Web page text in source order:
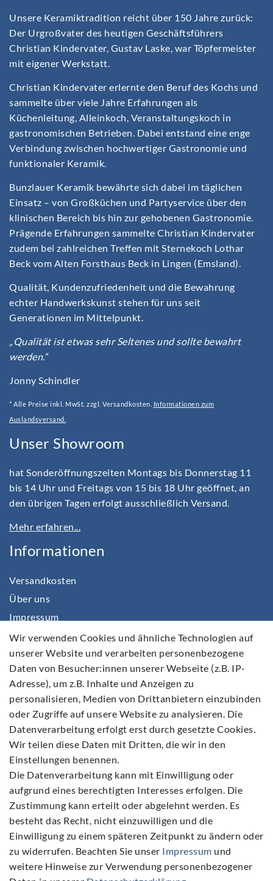
Unsere Keramiktradition reicht über 150 Jahre zurück:
Der Urgroßvater des heutigen Geschäftsführers
Christian Kindervater, Gustav Laske, war Töpfermeister
mit eigener Werkstatt.
Christian Kindervater erlernte den Beruf des Kochs und
sammelte über viele Jahre Erfahrungen als
Küchenleitung, Alleinkoch, Veranstaltungskoch in
gastronomischen Betrieben. Dabei entstand eine enge
Verbindung zwischen hochwertiger Gastronomie und
funktionaler Keramik.
Bunzlauer Keramik bewährte sich dabei im täglichen
Einsatz – von Großküchen und Partyservice über den
klinischen Bereich bis hin zur gehobenen Gastronomie.
Prägende Erfahrungen sammelte Christian Kindervater
zudem bei zahlreichen Treffen mit Sternekoch Lothar
Beck vom Alten Forsthaus Beck in Lingen (Emsland).
Qualität, Kundenzufriedenheit und die Bewahrung
echter Handwerkskunst stehen für uns seit
Generationen im Mittelpunkt.
„Qualität ist etwas sehr Seltenes und sollte bewahrt
werden.“
Jonny Schindler
* Alle Preise inkl. MwSt. zzgl. Versandkosten. Informationen zum
Auslandsversand.
Unser Showroom
hat Sonderöffnungszeiten Montags bis Donnerstag 11
bis 14 Uhr und Freitags von 15 bis 18 Uhr geöffnet, an
den übrigen Tagen erfolgt ausschließlich Versand.
Mehr erfahren...
Informationen
Versandkosten
Über uns
Impressum
Daten­schutz­erklärung
AGB
Barrierefreiheitserklärung
Widerrufs­recht
Kontakt
Vertrag widerrufen
Folgen Sie Uns
Wir verwenden Cookies und ähnliche Technologien auf
unserer Website und verarbeiten personenbezogene
Daten von Besucher:innen unserer Webseite (z.B. IP-
Adresse), um z.B. Inhalte und Anzeigen zu
personalisieren, Medien von Drittanbietern einzubinden
oder Zugriffe auf unsere Website zu analysieren. Die
Datenverarbeitung erfolgt erst durch gesetzte Cookies.
Wir teilen diese Daten mit Dritten, die wir in den
Einstellungen benennen.
Die Datenverarbeitung kann mit Einwilligung oder
aufgrund eines berechtigten Interesses erfolgen. Die
Zustimmung kann erteilt oder abgelehnt werden. Es
besteht das Recht, nicht einzuwilligen und die
Einwilligung zu einem späteren Zeitpunkt zu ändern oder
zu widerrufen. Beachten Sie unser Impressum und
weitere Hinweise zur Verwendung personenbezogener